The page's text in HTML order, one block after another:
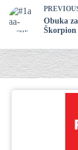
Obuka
Škorpion